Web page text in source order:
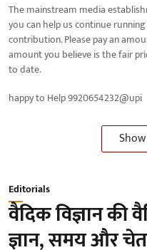
The mainstream media
you can help us continue
contribution. Please pay an
amount you believe is the fair
to date.
happy to Help 9920654232@upi
Editorials
वैदिक विज्ञान की
ज्ञान, समय और